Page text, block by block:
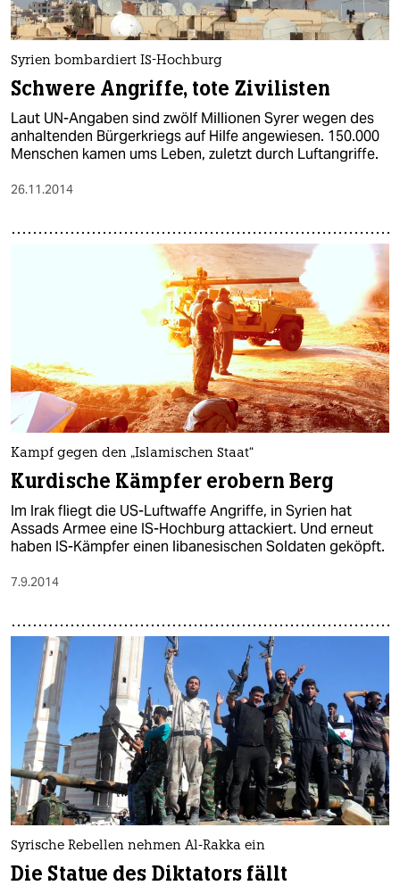
Syrien bombardiert IS-Hochburg
Schwere Angriffe, tote Zivilisten
Laut UN-Angaben sind zwölf Millionen Syrer wegen des
anhaltenden Bürgerkriegs auf Hilfe angewiesen. 150.000
Menschen kamen ums Leben, zuletzt durch Luftangriffe.
26.11.2014
Kampf gegen den „Islamischen Staat“
Kurdische Kämpfer erobern Berg
Im Irak fliegt die US-Luftwaffe Angriffe, in Syrien hat
Assads Armee eine IS-Hochburg attackiert. Und erneut
haben IS-Kämpfer einen libanesischen Soldaten geköpft.
7.9.2014
Syrische Rebellen nehmen Al-Rakka ein
Die Statue des Diktators fällt